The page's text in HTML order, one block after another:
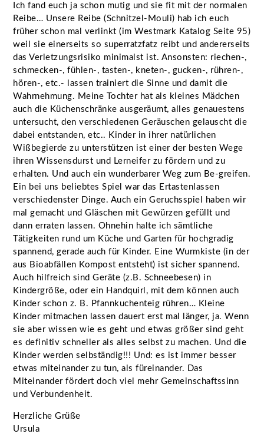
Ich fand euch ja schon mutig und sie fit mit der normalen
Reibe… Unsere Reibe (Schnitzel-Mouli) hab ich euch
früher schon mal verlinkt (im Westmark Katalog Seite 95)
weil sie einerseits so superratzfatz reibt und andererseits
das Verletzungsrisiko minimalst ist. Ansonsten: riechen-,
schmecken-, fühlen-, tasten-, kneten-, gucken-, rühren-,
hören-, etc.- lassen trainiert die Sinne und damit die
Wahrnehmung. Meine Tochter hat als kleines Mädchen
auch die Küchenschränke ausgeräumt, alles genauestens
untersucht, den verschiedenen Geräuschen gelauscht die
dabei entstanden, etc.. Kinder in ihrer natürlichen
Wißbegierde zu unterstützen ist einer der besten Wege
ihren Wissensdurst und Lerneifer zu fördern und zu
erhalten. Und auch ein wunderbarer Weg zum Be-greifen.
Ein bei uns beliebtes Spiel war das Ertastenlassen
verschiedenster Dinge. Auch ein Geruchsspiel haben wir
mal gemacht und Gläschen mit Gewürzen gefüllt und
dann erraten lassen. Ohnehin halte ich sämtliche
Tätigkeiten rund um Küche und Garten für hochgradig
spannend, gerade auch für Kinder. Eine Wurmkiste (in der
aus Bioabfällen Kompost entsteht) ist sicher spannend.
Auch hilfreich sind Geräte (z.B. Schneebesen) in
Kindergröße, oder ein Handquirl, mit dem können auch
Kinder schon z. B. Pfannkuchenteig rühren… Kleine
Kinder mitmachen lassen dauert erst mal länger, ja. Wenn
sie aber wissen wie es geht und etwas größer sind geht
es definitiv schneller als alles selbst zu machen. Und die
Kinder werden selbständig!!! Und: es ist immer besser
etwas miteinander zu tun, als füreinander. Das
Miteinander fördert doch viel mehr Gemeinschaftssinn
und Verbundenheit.
Herzliche Grüße
Ursula